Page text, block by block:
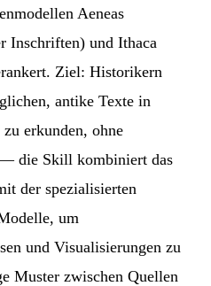
Aeneas
Inschriften) und Ithaca
Ziel: Historikern
antike Texte in
erkunden, ohne
die Skill kombiniert das
der spezialisierten
um
und Visualisierungen zu
Muster zwischen Quellen